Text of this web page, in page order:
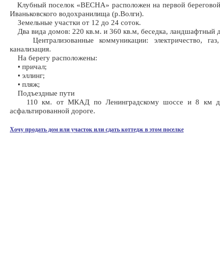
Клубный поселок «ВЕСНА» расположен на первой береговой
Иваньковского водохранилища (р.Волги).
Земельные участки от 12 до 24 соток.
Два вида домов: 220 кв.м. и 360 кв.м, беседка, ландшафтный
Централизованные коммуникации: электричество, газ,
канализация.
На берегу расположены:
• причал;
• эллинг;
• пляж;
Подъездные пути
110 км. от МКАД по Ленинградскому шоссе и 8 км
асфальтированной дороге.
Хочу продать дом или участок или сдать коттедж в этом поселке